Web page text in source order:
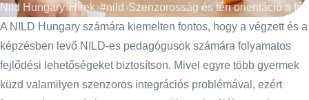
Nild Hungary Hírek #nild
A NILD Hungary számára kiemelten fontos, hogy a végzett és a
képzésben levő NILD-es pedagógusok számára folyamatos
fejlődési lehetőségeket biztosítson. Mivel egyre több gyermek
küzd valamilyen szenzoros integrációs problémával, ezért